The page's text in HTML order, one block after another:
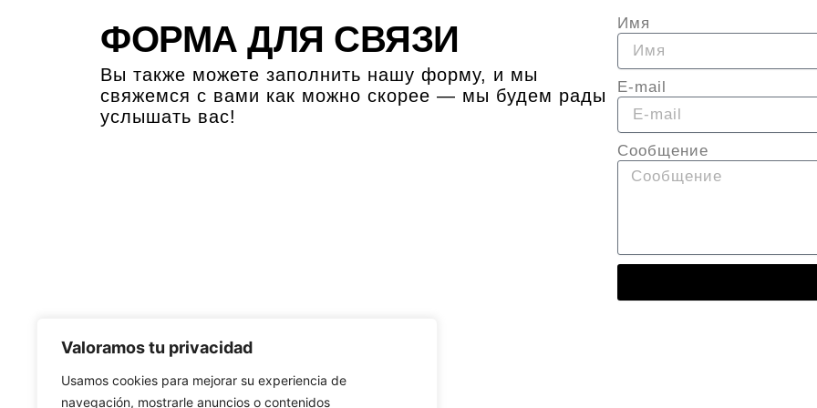
Valoramos tu privacidad
Usamos cookies para mejorar su experiencia de
navegación, mostrarle anuncios o contenidos
ФОРМА ДЛЯ СВЯЗИ
Вы также можете заполнить нашу форму, и мы
свяжемся с вами как можно скорее — мы будем рады
услышать вас!
Имя
E-mail
Сообщение